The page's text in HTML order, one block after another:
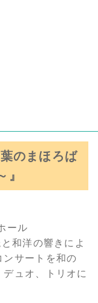
のまほろば
』
ール
和洋の響きによ
ンサートを和の
ュオ、トリオに